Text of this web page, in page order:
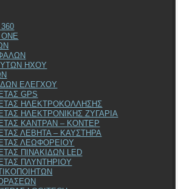
ΗΧΟΥ
ΕΛΕΓΧΟΥ
GPS
ΗΛΕΚΤΡΟΚΟΛΛΗΣΗΣ
ΗΛΕΚΤΡΟΝΙΚΗΣ ΖΥΓΑΡΙΑ
ΚΑΝΤΡΑΝ – ΚΟΝΤΕΡ
ΛΕΒΗΤΑ – ΚΑΥΣΤΗΡΑ
ΛΕΩΦΟΡΕΙΟΥ
ΠΙΝΑΚΙΔΩΝ LED
ΠΛΥΝΤΗΡΙΟΥ